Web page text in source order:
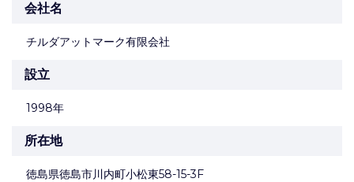
会社名
チルダアットマーク有限会社
設立
1998年
所在地
徳島県徳島市川内町小松東58-15-3F